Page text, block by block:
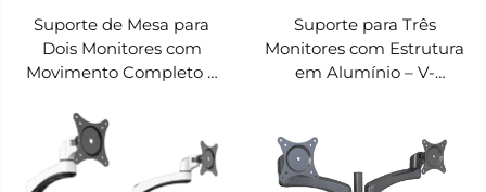
Suporte de Mesa para
Dois Monitores com
Movimento Completo e
– V-MOUNTS VM-FE144D
Suporte para Três
Monitores com Estrutura
em Alumínio – V-